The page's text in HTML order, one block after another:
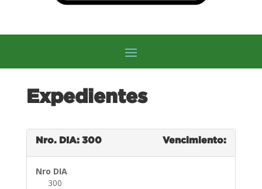
Expedientes
Nro. DIA: 300 Vencimiento:
Nro DIA
300